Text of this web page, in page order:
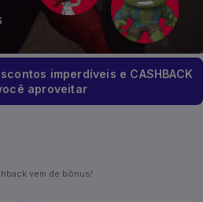
imperdíveis e CASHBACK
aproveitar
vem de bônus!